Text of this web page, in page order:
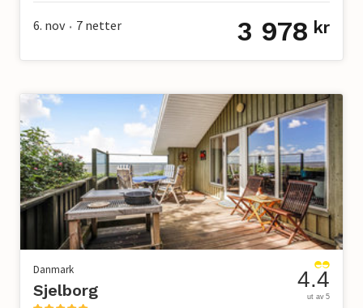
6. nov • 7 netter 3 978 kr
Danmark
Sjelborg 4.4
ut av 5